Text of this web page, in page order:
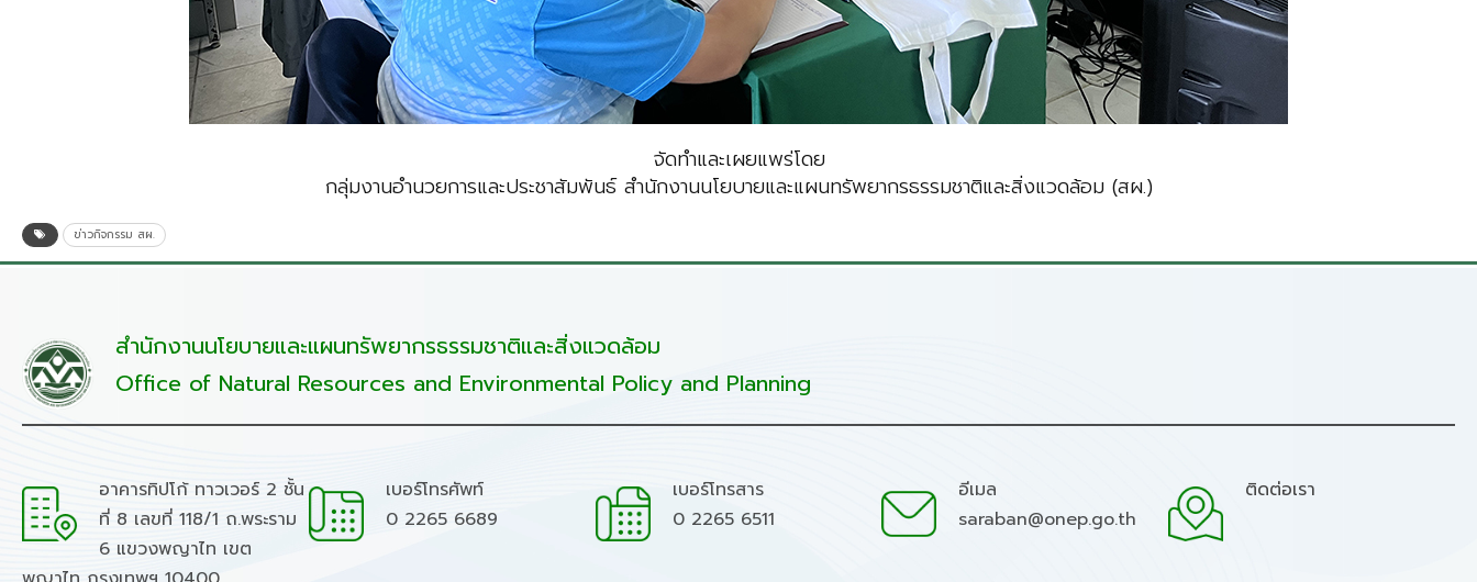
จัดทำและเผยแพร่โดย
กลุ่มงานอำนวยการและประชาสัมพันธ์ สำนักงานนโยบายและแผนทรัพยากรธรรมชาติและสิ่งแวดล้อม (สผ.)
ข่าวกิจกรรม สผ.
สำนักงานนโยบายและแผนทรัพยากรธรรมชาติและสิ่งแวดล้อม
Office of Natural Resources and Environmental Policy and Planning
อาคารทิปโก้ ทาวเวอร์ 2 ชั้น
ที่ 8 เลขที่ 118/1 ถ.พระราม
6 แขวงพญาไท เขต
เบอร์โทรศัพท์
0 2265 6689
เบอร์โทรสาร
0 2265 6511
อีเมล
saraban@onep.go.th
ติดต่อเรา